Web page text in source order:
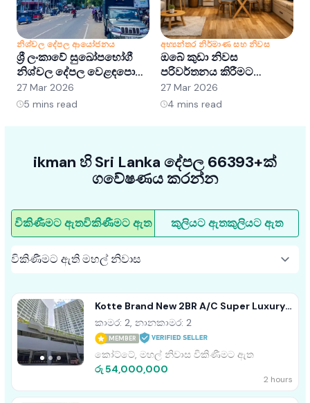
නිශ්චල දේපල ආයෝජනය
ශ්‍රී ලංකාවේ සුඛෝපභෝගී
නිශ්චල දේපල වෙළඳපොළ
අවබෝධ කර ගැනීම:
අවස්ථා සහ ප්‍රවණතා
27 Mar 2026
5 mins read
අභ්‍යන්තර නිර්මාණ සහ නිවස
ඔබේ කුඩා නිවස
පරිවර්තනය කිරීමට
අභ්‍යන්තර සැලසුම් හක්ක
5ක්
27 Mar 2026
4 mins read
ikman හි Sri Lanka දේපල 66393+ක්
ගවේෂණය කරන්න
විකිණීමට ඇතවිකිණීමට ඇත කුලියට ඇතකුලියට ඇත
Kotte Brand New 2BR A/C Super Luxury
Apartment For Sale
කාමර: 2, නානකාමර: 2
MEMBER
කෝට්ටේ, මහල් නිවාස විකිණීමට ඇත
රු 54,000,000
2 hours